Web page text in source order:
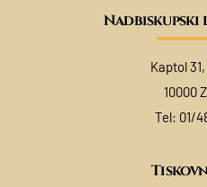
Kaptol
10000
Tel: 01/